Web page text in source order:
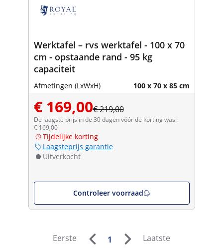
Werktafel – rvs werktafel - 100 x 70
cm - opstaande rand - 95 kg
capaciteit
Afmetingen (LxWxH) 100 x 70 x 85 cm
€ 169,00€ 219,00
De laagste prijs in de 30 dagen vóór de korting was:
€ 169,00
Tijdelijke korting
Laagsteprijs garantie
Uitverkocht
Controleer voorraad
Eerste 1 Laatste